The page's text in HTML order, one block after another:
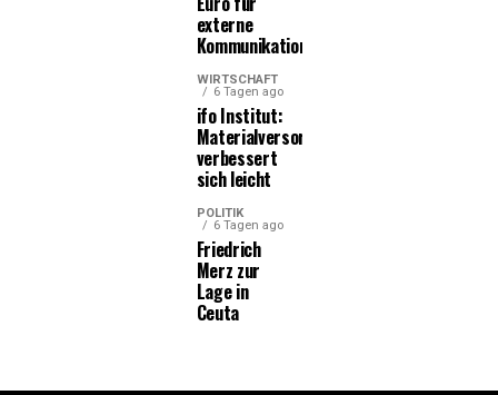
externe
Kommunikationsleistungen
WIRTSCHAFT
6 Tagen ago
ifo Institut:
Materialversorgung
verbessert
sich leicht
POLITIK
6 Tagen ago
Friedrich
Merz zur
Lage in
Ceuta